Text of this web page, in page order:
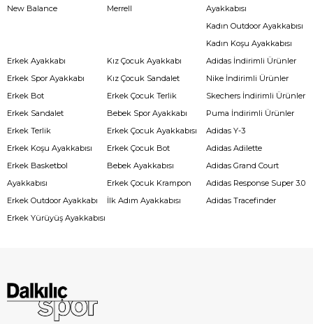
New Balance
Merrell
Ayakkabısı
Kadın Outdoor Ayakkabısı
Kadın Koşu Ayakkabısı
Erkek Ayakkabı
Erkek Spor Ayakkabı
Erkek Bot
Erkek Sandalet
Erkek Terlik
Erkek Koşu Ayakkabısı
Erkek Basketbol
Ayakkabısı
Erkek Outdoor Ayakkabı
Erkek Yürüyüş Ayakkabısı
Kız Çocuk Ayakkabı
Kız Çocuk Sandalet
Erkek Çocuk Terlik
Bebek Spor Ayakkabı
Erkek Çocuk Ayakkabısı
Erkek Çocuk Bot
Bebek Ayakkabısı
Erkek Çocuk Krampon
İlk Adım Ayakkabısı
Adidas İndirimli Ürünler
Nike İndirimli Ürünler
Skechers İndirimli Ürünler
Puma İndirimli Ürünler
Adidas Y-3
Adidas Adilette
Adidas Grand Court
Adidas Response Super 3.0
Adidas Tracefinder